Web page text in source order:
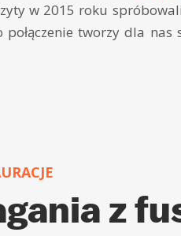
w 2015 roku
tworzy dla nas
z